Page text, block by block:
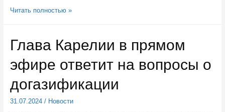
В
планируют
завершить
в
ноябре
Читать полностью »
Глава Карелии в прямом
эфире ответит на вопросы о
догазификации
31.07.2024/ Новости